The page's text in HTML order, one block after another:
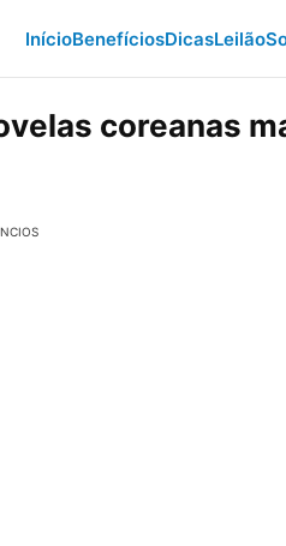
InícioBenefíciosDicasLeilão
coreanas